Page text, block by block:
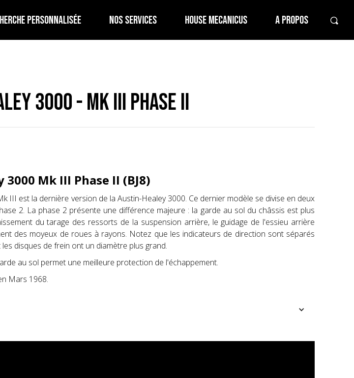
PERSONNALISÉE NOS SERVICES HOUSE MECANICUS A PROPOS
3000 - Mk III Phase II
Mk III Phase II (BJ8)
III est la dernière version de la Austin-Healey 3000. Ce dernier modèle se divise en deux
2. La phase 2 présente une différence majeure : la garde au sol du châssis est plus
du tarage des ressorts de la suspension arrière, le guidage de l'essieu arrière
des moyeux de roues à rayons. Notez que les indicateurs de direction sont séparés
disques de frein ont un diamètre plus grand.
au sol permet une meilleure protection de l'échappement.
Mars 1968.